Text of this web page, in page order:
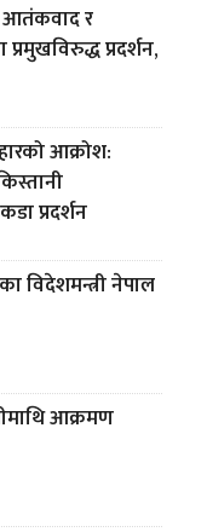
र
प्रदर्शन,
आक्रोश:
प्रदर्शन
विदेशमन्त्री नेपाल
आक्रमण